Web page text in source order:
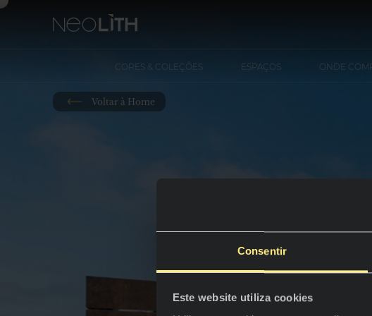
Consentir
Este website utiliza cookies
CORES & COLEÇÕES ESPAÇOS ONDE
Voltar à Home